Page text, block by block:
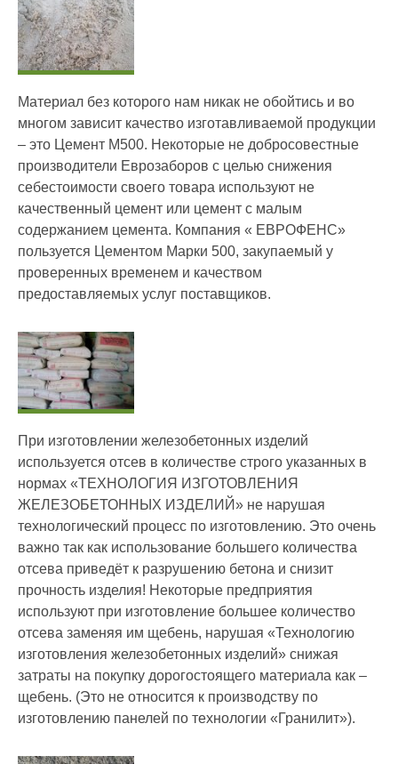
Материал без которого нам никак не обойтись и во
многом зависит качество изготавливаемой продукции
– это Цемент М500. Некоторые не добросовестные
производители Еврозаборов с целью снижения
себестоимости своего товара используют не
качественный цемент или цемент с малым
содержанием цемента. Компания « ЕВРОФЕНС»
пользуется Цементом Марки 500, закупаемый у
проверенных временем и качеством
предоставляемых услуг поставщиков.
При изготовлении железобетонных изделий
используется отсев в количестве строго указанных в
нормах «ТЕХНОЛОГИЯ ИЗГОТОВЛЕНИЯ
ЖЕЛЕЗОБЕТОННЫХ ИЗДЕЛИЙ» не нарушая
технологический процесс по изготовлению. Это очень
важно так как использование большего количества
отсева приведёт к разрушению бетона и снизит
прочность изделия! Некоторые предприятия
используют при изготовление большее количество
отсева заменяя им щебень, нарушая «Технологию
изготовления железобетонных изделий» снижая
затраты на покупку дорогостоящего материала как –
щебень. (Это не относится к производству по
изготовлению панелей по технологии «Гранилит»).